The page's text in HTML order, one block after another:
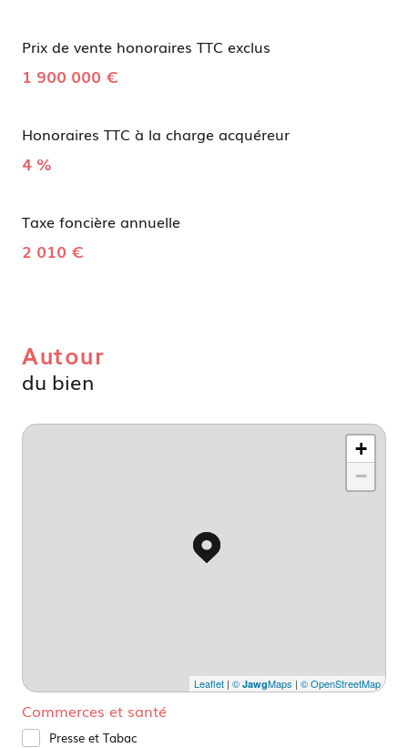
Prix de vente honoraires TTC exclus
1 900 000 €
Honoraires TTC à la charge acquéreur
4 %
Taxe foncière annuelle
2 010 €
Autour
du bien
+
−
Leaflet | © JawgMaps | © OpenStreetMap
Commerces et santé
Presse et Tabac